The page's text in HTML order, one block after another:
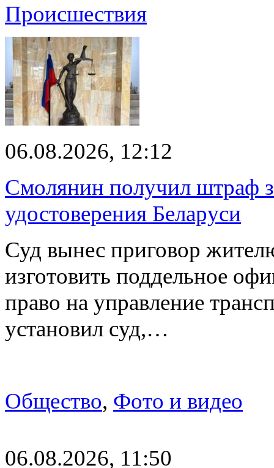
Происшествия
06.08.2026, 12:12
Смолянин получил штраф
удостоверения Беларуси
Суд вынес приговор
изготовить поддельное
право на управление
установил суд,…
Общество, Фото и видео
06.08.2026, 11:50